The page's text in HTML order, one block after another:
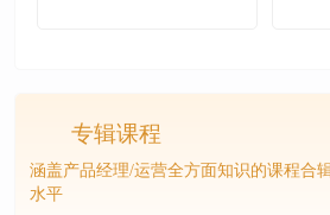
专辑课程
涵盖产品经理/运营全方面知识的课程合
水平